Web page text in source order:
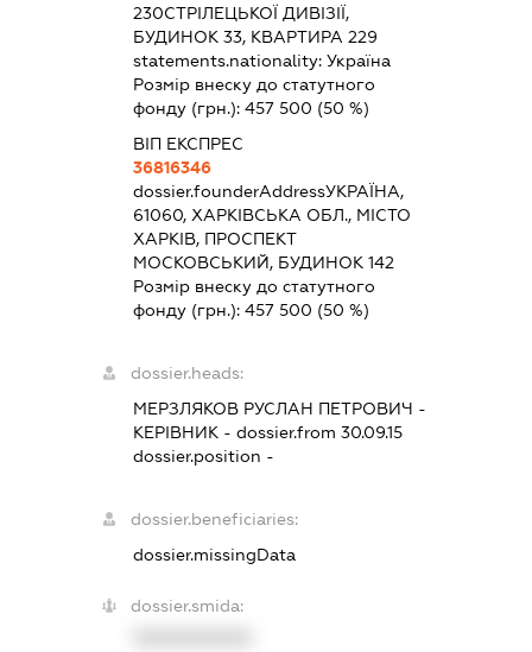
230СТРІЛЕЦЬКОЇ ДИВІЗІЇ,
БУДИНОК 33, КВАРТИРА 229
statements.nationality: Україна
Розмір внеску до статутного
фонду (грн.): 457 500 (50 %)
ВІП ЕКСПРЕС
36816346
dossier.founderAddressУКРАЇНА,
61060, ХАРКІВСЬКА ОБЛ., МІСТО
ХАРКІВ, ПРОСПЕКТ
МОСКОВСЬКИЙ, БУДИНОК 142
Розмір внеску до статутного
фонду (грн.): 457 500 (50 %)
dossier.heads:
МЕРЗЛЯКОВ РУСЛАН ПЕТРОВИЧ -
КЕРІВНИК - dossier.from 30.09.15
dossier.position -
dossier.beneficiaries:
dossier.missingData
dossier.smida: